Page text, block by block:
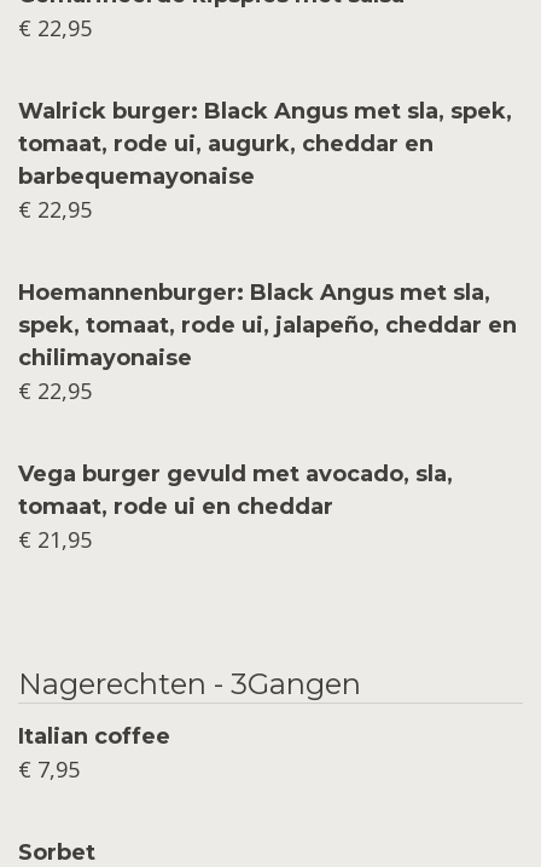
€ 22,95
Walrick burger: Black Angus met sla, spek,
tomaat, rode ui, augurk, cheddar en
barbequemayonaise
€ 22,95
Hoemannenburger: Black Angus met sla,
spek, tomaat, rode ui, jalapeño, cheddar en
chilimayonaise
€ 22,95
Vega burger gevuld met avocado, sla,
tomaat, rode ui en cheddar
€ 21,95
Nagerechten - 3Gangen
Italian coffee
€ 7,95
Sorbet